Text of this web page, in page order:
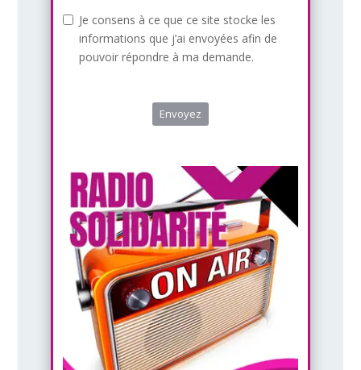
Je consens à ce que ce site stocke les
informations que j’ai envoyées afin de
pouvoir répondre à ma demande.
Envoyez